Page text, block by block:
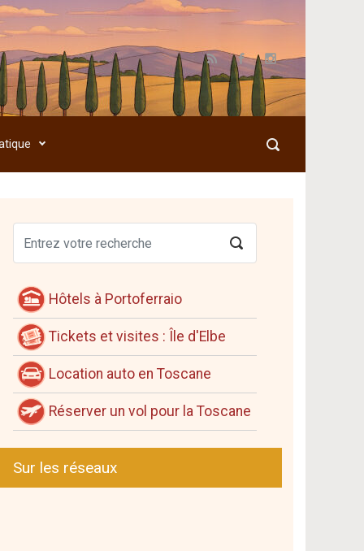
Hôtels à Portoferraio
Tickets et visites : Île d'Elbe
Location auto en Toscane
Réserver un vol pour la Toscane
Sur les réseaux